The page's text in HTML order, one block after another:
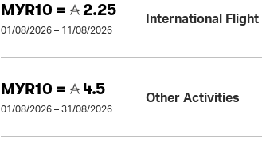
MYR10 = 2.25
01/08/2026 – 11/08/2026
International Flight
MYR10 = 4.5
01/08/2026 – 31/08/2026
Other Activities